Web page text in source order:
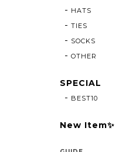
HATS
TIES
SOCKS
OTHER
SPECIAL
BEST10
New Item✨